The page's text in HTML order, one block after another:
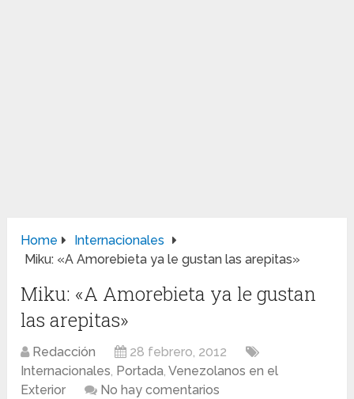
Home
Internacionales
Miku: «A Amorebieta ya le gustan las arepitas»
Miku: «A Amorebieta ya le gustan
las arepitas»
Redacción
28 febrero, 2012
Internacionales, Portada,Venezolanos en el
Exterior
No hay comentarios